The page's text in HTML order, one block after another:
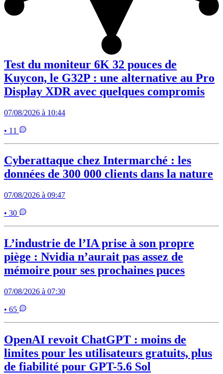
Test du moniteur 6K 32 pouces de
Kuycon, le G32P : une alternative au Pro
Display XDR avec quelques compromis
07/08/2026 à 10:44
• 11
Cyberattaque chez Intermarché : les
données de 300 000 clients dans la nature
07/08/2026 à 09:47
• 30
L’industrie de l’IA prise à son propre
piège : Nvidia n’aurait pas assez de
mémoire pour ses prochaines puces
07/08/2026 à 07:30
• 65
OpenAI revoit ChatGPT : moins de
limites pour les utilisateurs gratuits, plus
de fiabilité pour GPT-5.6 Sol